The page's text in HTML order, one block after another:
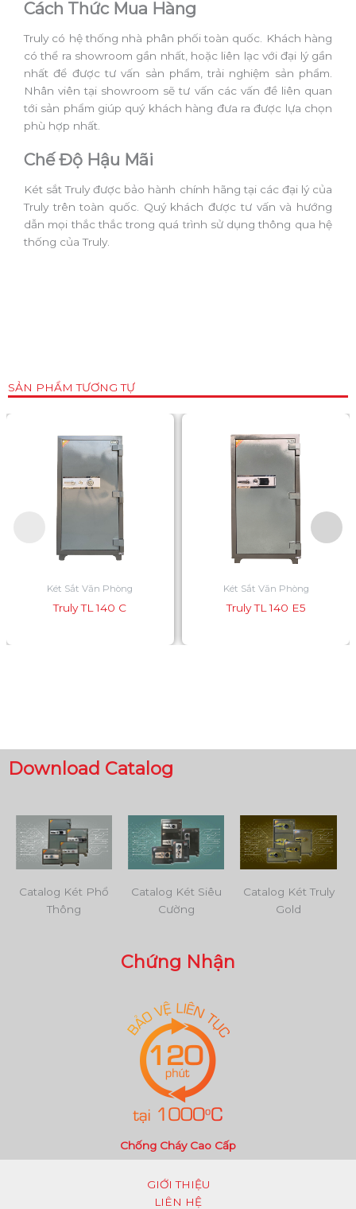
Cách Thức Mua Hàng
Truly có hệ thống nhà phân phối toàn quốc. Khách hàng
có thể ra showroom gần nhất, hoặc liên lạc với đại lý gần
nhất để được tư vấn sản phẩm, trải nghiệm sản phẩm.
Nhân viên tại showroom sẽ tư vấn các vấn đề liên quan
tới sản phẩm giúp quý khách hàng đưa ra được lựa chọn
phù hợp nhất.
Chế Độ Hậu Mãi
Két sắt Truly được bảo hành chính hãng tại các đại lý của
Truly trên toàn quốc. Quý khách được tư vấn và hướng
dẫn mọi thắc thắc trong quá trình sử dụng thông qua hệ
thống của Truly.
SẢN PHẨM TƯƠNG TỰ
Két Sắt Văn Phòng
Truly TL 140 C
Két Sắt Văn Phòng
Truly TL 140 E5
Download Catalog
Catalog Két Phổ
Thông
Catalog Két Siêu
Cường
Catalog Két Truly
Gold
Chứng Nhận
Chống Cháy Cao Cấp
GIỚI THIỆU
LIÊN HỆ